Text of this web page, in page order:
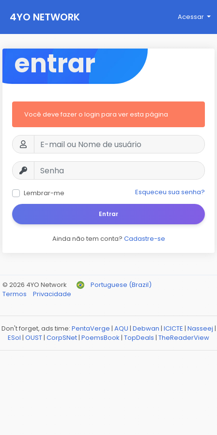
4YO NETWORK Acessar
entrar
Você deve fazer o login para ver esta página
Lembrar-me Esqueceu sua senha?
Entrar
Ainda não tem conta? Cadastre-se
© 2026 4YO Network
Portuguese (Brazil)
Termos
Privacidade
Don't forget, ads time: PentaVerge | AQU | Debwan | ICICTE | Nasseej |
ESol | OUST| CorpSNet| PoemsBook | TopDeals | TheReaderView